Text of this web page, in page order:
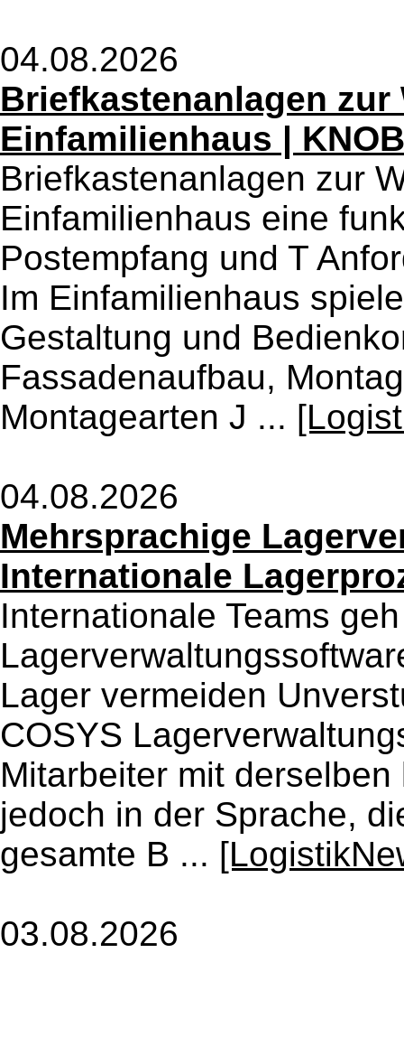
04.08.2026
Briefkastenanlagen
Einfamilienhaus |
Briefkastenanlagen zur
Einfamilienhaus eine
Postempfang und T
Im Einfamilienhaus
Gestaltung und
Fassadenaufbau,
Montagearten J ...
04.08.2026
Mehrsprachige
Internationale
Internationale Teams
Lager vermeiden
COSYS
Mitarbeiter mit
jedoch in der Sprache,
gesamte B ...
03.08.2026